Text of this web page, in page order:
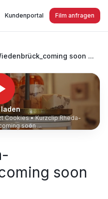
Kundenportal Film anfragen
soon ...
Cookies •Kurzclip Rheda-
soon ...
soon